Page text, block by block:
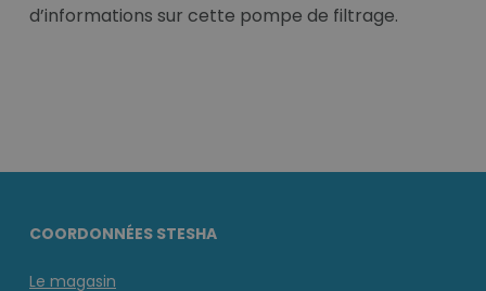
d’informations sur cette pompe de filtrage.
COORDONNÉES STESHA
Le magasin